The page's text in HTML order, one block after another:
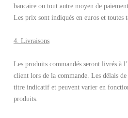
bancaire ou tout autre moyen de
Les prix sont indiqués en euros et toutes
4. Livraisons
Les produits commandés seront livrés à
client lors de la commande. Les délais
titre indicatif et peuvent varier en
produits.